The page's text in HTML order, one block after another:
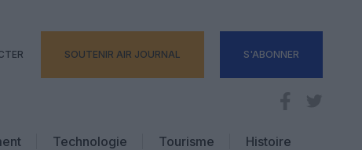
SOUTENIR AIR JOURNAL S'ABONNER
Technologie
Tourisme
Histoire